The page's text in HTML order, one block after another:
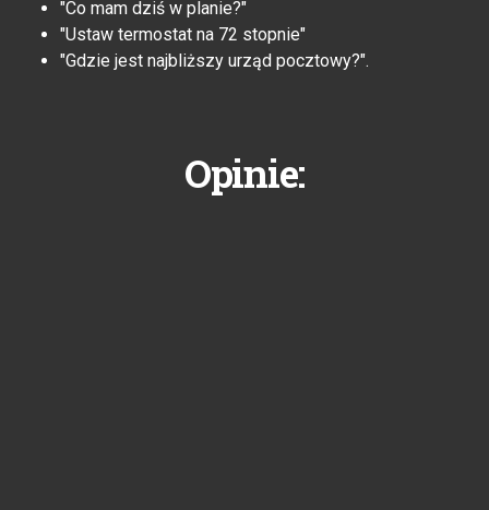
"Co mam dziś w planie?"
"Ustaw termostat na 72 stopnie"
"Gdzie jest najbliższy urząd pocztowy?".
Opinie: